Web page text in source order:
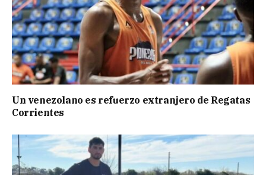
Un venezolano es refuerzo extranjero de Regatas
Corrientes